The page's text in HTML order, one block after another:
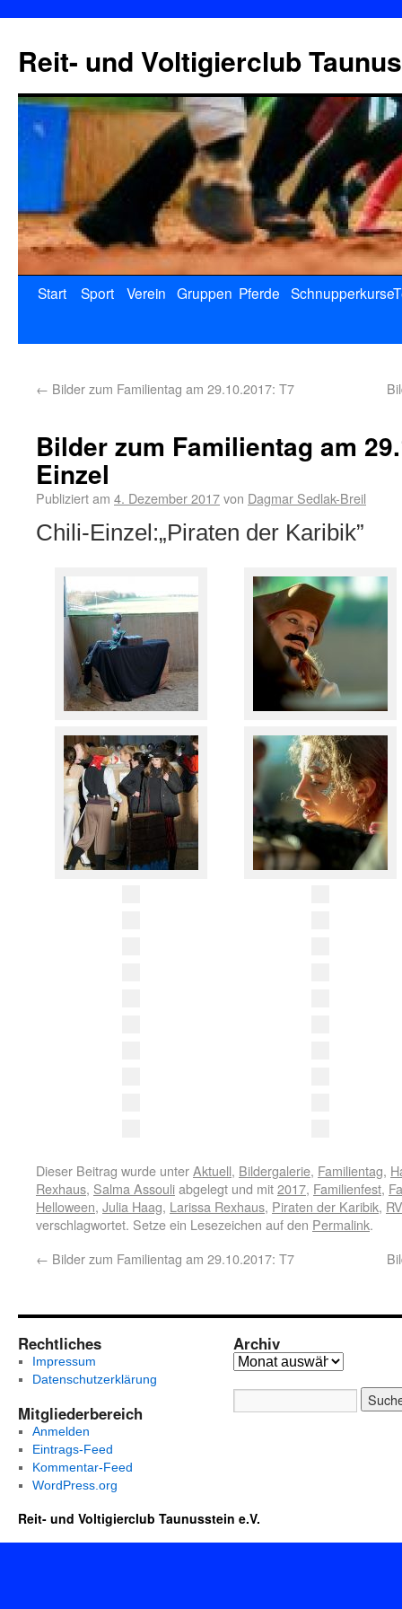
Reit- und Voltigierclub
Start Sport Verein Gruppen Pferde Schnupperkurse
← Bilder zum Familientag am 29.10.2017: T7
Bilder zum Familientag am
Einzel
Publiziert am 4. Dezember 2017von Dagmar Sedlak-Breil
Chili-Einzel:„Piraten der Karibik”
Dieser Beitrag wurde unterAktuell, Bildergalerie, Familientag,
Rexhaus, Salma Assouliabgelegt und mit2017, Familienfest,
Helloween, Julia Haag, Larissa Rexhaus, Piraten der Karibik,
verschlagwortet. Setze ein Lesezeichen auf den Permalink.
← Bilder zum Familientag am 29.10.2017: T7
Rechtliches
Impressum
Datenschutzerklärung
Mitgliederbereich
Anmelden
Eintrags-Feed
Kommentar-Feed
WordPress.org
Archiv
Reit- und Voltigierclub Taunusstein e.V.